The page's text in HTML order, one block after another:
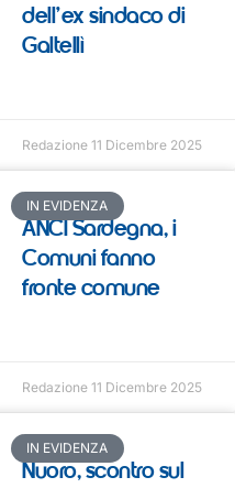
dell’ex sindaco di
Galtellì
Redazione 11 Dicembre 2025
IN EVIDENZA
ANCI Sardegna, i
Comuni fanno
fronte comune
Redazione 11 Dicembre 2025
IN EVIDENZA
Nuoro, scontro sul